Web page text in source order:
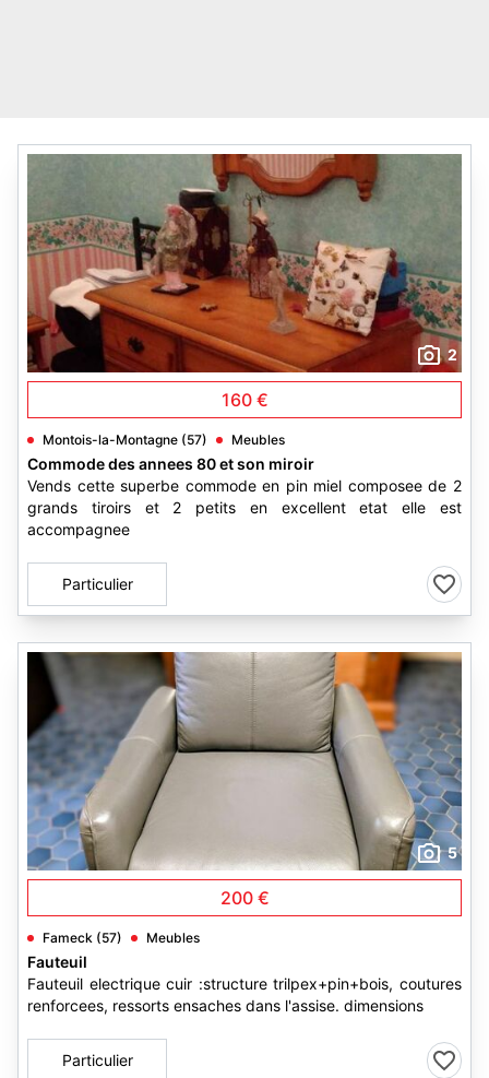
2
160 €
Montois-la-Montagne (57) Meubles
Commode des annees 80 et son miroir
Vends cette superbe commode en pin miel composee de 2
grands tiroirs et 2 petits en excellent etat elle est
accompagnee
Particulier
5
200 €
Fameck (57) Meubles
Fauteuil
Fauteuil electrique cuir :structure trilpex+pin+bois, coutures
renforcees, ressorts ensaches dans l'assise. dimensions
Particulier